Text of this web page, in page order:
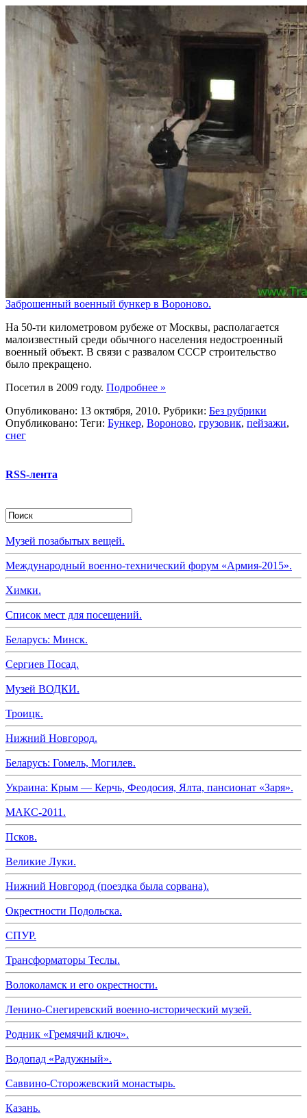
Заброшенный военный бункер в Вороново.
На 50-ти километровом рубеже от Москвы, располагается
малоизвестный среди обычного населения недостроенный
военный объект. В связи с развалом СССР строительство
было прекращено.
Посетил в 2009 году. Подробнее »
Опубликовано: 13 октября, 2010. Рубрики: Без рубрики
Опубликовано: Теги: Бункер, Вороново, грузовик, пейзажи,
снег
RSS-лента
Музей позабытых вещей.
Международный военно-технический форум «Армия-2015».
Химки.
Список мест для посещений.
Беларусь: Минск.
Сергиев Посад.
Музей ВОДКИ.
Троицк.
Нижний Новгород.
Беларусь: Гомель, Могилев.
Украина: Крым — Керчь, Феодосия, Ялта, пансионат «Заря».
МАКС-2011.
Псков.
Великие Луки.
Нижний Новгород (поездка была сорвана).
Окрестности Подольска.
СПУР.
Трансформаторы Теслы.
Волоколамск и его окрестности.
Ленино-Снегиревский военно-исторический музей.
Родник «Гремячий ключ».
Водопад «Радужный».
Саввино-Сторожевский монастырь.
Казань.